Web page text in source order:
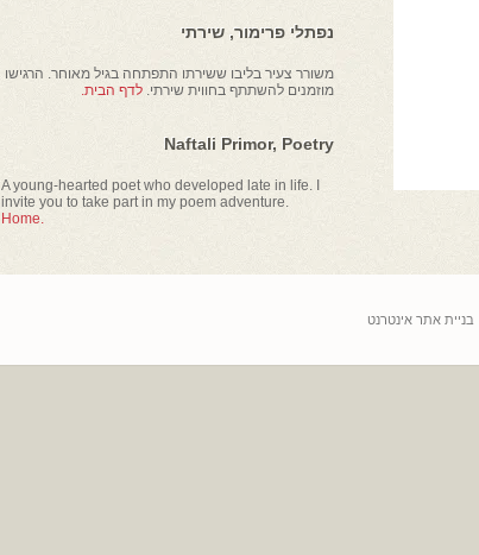
נפתלי פרימור, שירתי
משורר צעיר בליבו ששירתו התפתחה בגיל מאוחר. הרגישו
מוזמנים להשתתף בחווית שירתי. לדף הבית.
Naftali Primor, Poetry
A young-hearted poet who developed late in life. I
invite you to take part in my poem adventure.
Home.
בניית אתר אינטרנט